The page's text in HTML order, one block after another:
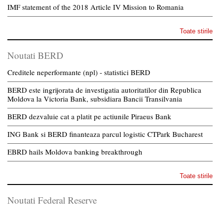
IMF statement of the 2018 Article IV Mission to Romania
Toate stirile
Noutati BERD
Creditele neperformante (npl) - statistici BERD
BERD este ingrijorata de investigatia autoritatilor din Republica
Moldova la Victoria Bank, subsidiara Bancii Transilvania
BERD dezvaluie cat a platit pe actiunile Piraeus Bank
ING Bank si BERD finanteaza parcul logistic CTPark Bucharest
EBRD hails Moldova banking breakthrough
Toate stirile
Noutati Federal Reserve